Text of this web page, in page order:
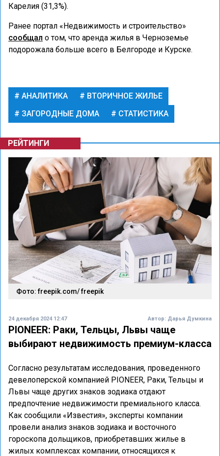
Карелия (31,3%).
Ранее портал «Недвижимость и строительство»
сообщал о том, что аренда жилья в Черноземье
подорожала больше всего в Белгороде и Курске.
АНАЛИТИКА
ВТОРИЧНОЕ ЖИЛЬЕ
ЗАГОРОДНЫЕ ДОМА
СТАТИСТИКА
РЕЙТИНГИ
Фото: freepik.com/ freepik
24 декабря 2024 12:47 Автор: Дарья Думкина
PIONEER: Раки, Тельцы, Львы чаще
выбирают недвижимость премиум-класса
Согласно результатам исследования, проведенного
девелоперской компанией PIONEER, Раки, Тельцы и
Львы чаще других знаков зодиака отдают
предпочтение недвижимости премиального класса.
Как сообщили «Известия», эксперты компании
провели анализ знаков зодиака и восточного
гороскопа дольщиков, приобретавших жилье в
жилых комплексах компании, относящихся к